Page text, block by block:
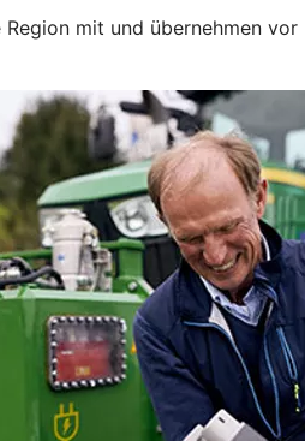
mit und übernehmen vor